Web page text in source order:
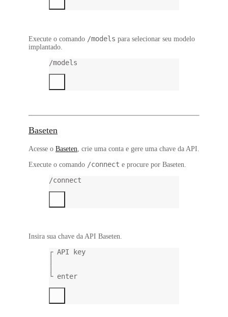
Execute o comando /models para selecionar seu modelo
implantado.
/models
Baseten
Acesse o Baseten, crie uma conta e gere uma chave da API.
Execute o comando /connect e procure por Baseten.
/connect
Insira sua chave da API Baseten.
┌ API key
└ enter